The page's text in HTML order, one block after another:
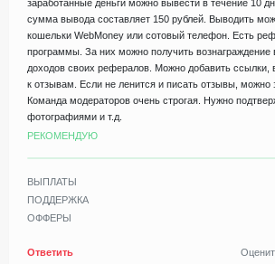
заработанные деньги можно вывести в течение 10
сумма вывода составляет 150 рублей. Выводить
кошельки WebMoney или сотовый телефон. Есть
программы. За них можно получить вознаграждение
доходов своих рефералов. Можно добавить ссылки,
к отзывам. Если не ленится и писать отзывы, можно
Команда модераторов очень строгая. Нужно
фотографиями и т.д.
РЕКОМЕНДУЮ
ВЫПЛАТЫ
ПОДДЕРЖКА
ОФФЕРЫ
Ответить